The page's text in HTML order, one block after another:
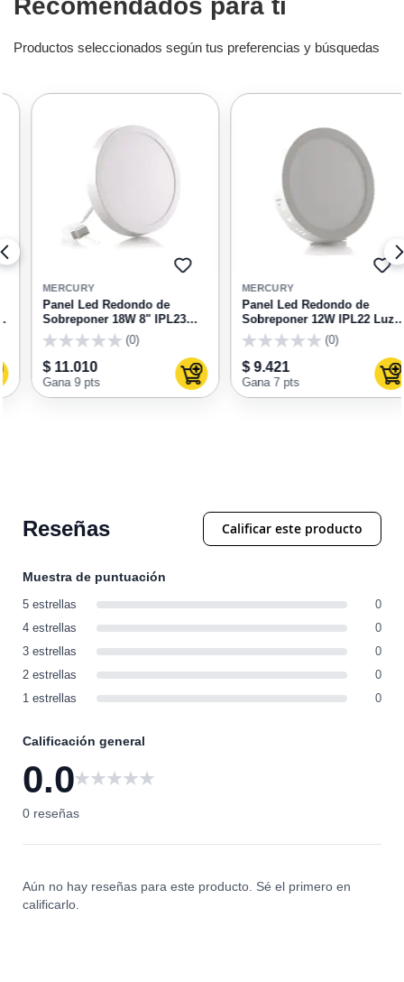
Recomendados para ti
Productos seleccionados según tus preferencias y búsquedas
al carrito
AGREGAR
FAVORITOS
MERCURY
Panel Led Redondo de
Sobreponer 18W 8" IPL23
Luz Blanca Mercury
(0)
$ 11.010
Gana 9 pts Agregar al carrito
MERCURY
Panel Led Redondo de
Sobreponer 12W IPL22 Luz
Blanca Mercury (0)
$ 9.421
Gana 7 pts
Reseñas Calificar este producto
Muestra de puntuación
5 estrellas
0
4 estrellas
0
3 estrellas
0
2 estrellas
0
1 estrellas
0
Calificación general
0.0
0 reseñas
Aún no hay reseñas para este producto. Sé el primero en
calificarlo.